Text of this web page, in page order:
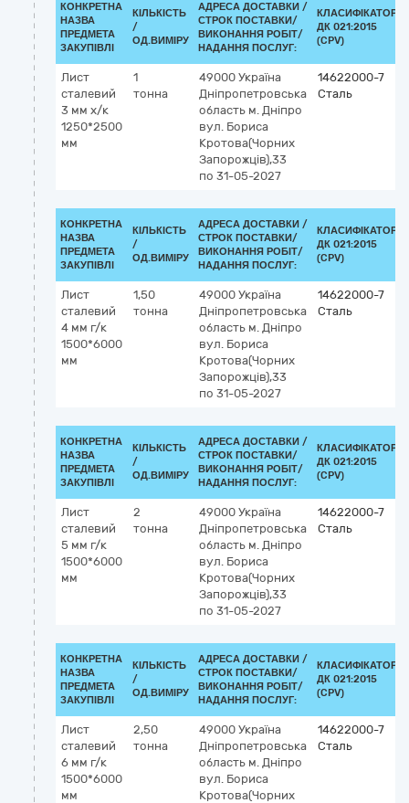
КОНКРЕТНА
НАЗВА
ПРЕДМЕТА
ЗАКУПІВЛІ
КІЛЬКІСТЬ
/
ОД.ВИМІРУ
АДРЕСА ДОСТАВКИ /
СТРОК ПОСТАВКИ/
ВИКОНАННЯ РОБІТ/
НАДАННЯ ПОСЛУГ:
КЛАСИФІКАТОР
ДК 021:2015
(CPV)
Лист
сталевий
3 мм х/к
1250*2500
мм
1
тонна
49000 Україна
Дніпропетровська
область м. Дніпро
вул. Бориса
Кротова(Чорних
Запорожців),33
по 31-05-2027
14622000-7
Сталь
КОНКРЕТНА
НАЗВА
ПРЕДМЕТА
ЗАКУПІВЛІ
КІЛЬКІСТЬ
/
ОД.ВИМІРУ
АДРЕСА ДОСТАВКИ /
СТРОК ПОСТАВКИ/
ВИКОНАННЯ РОБІТ/
НАДАННЯ ПОСЛУГ:
КЛАСИФІКАТОР
ДК 021:2015
(CPV)
Лист
сталевий
4 мм г/к
1500*6000
мм
1,50
тонна
49000 Україна
Дніпропетровська
область м. Дніпро
вул. Бориса
Кротова(Чорних
Запорожців),33
по 31-05-2027
14622000-7
Сталь
КОНКРЕТНА
НАЗВА
ПРЕДМЕТА
ЗАКУПІВЛІ
КІЛЬКІСТЬ
/
ОД.ВИМІРУ
АДРЕСА ДОСТАВКИ /
СТРОК ПОСТАВКИ/
ВИКОНАННЯ РОБІТ/
НАДАННЯ ПОСЛУГ:
КЛАСИФІКАТОР
ДК 021:2015
(CPV)
Лист
сталевий
5 мм г/к
1500*6000
мм
2
тонна
49000 Україна
Дніпропетровська
область м. Дніпро
вул. Бориса
Кротова(Чорних
Запорожців),33
по 31-05-2027
14622000-7
Сталь
КОНКРЕТНА
НАЗВА
ПРЕДМЕТА
ЗАКУПІВЛІ
КІЛЬКІСТЬ
/
ОД.ВИМІРУ
АДРЕСА ДОСТАВКИ /
СТРОК ПОСТАВКИ/
ВИКОНАННЯ РОБІТ/
НАДАННЯ ПОСЛУГ:
КЛАСИФІКАТОР
ДК 021:2015
(CPV)
Лист
сталевий
6 мм г/к
1500*6000
мм
2,50
тонна
49000 Україна
Дніпропетровська
область м. Дніпро
вул. Бориса
Кротова(Чорних
14622000-7
Сталь